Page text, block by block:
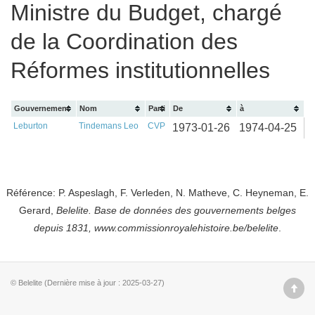
Ministre du Budget, chargé
de la Coordination des
Réformes institutionnelles
Gouvernement Nom Parti De à
Leburton Tindemans Leo CVP 1973-01-26 1974-04-25
Référence: P. Aspeslagh, F. Verleden, N. Matheve, C. Heyneman, E.
Gerard, Belelite. Base de données des gouvernements belges
depuis 1831, www.commissionroyalehistoire.be/belelite
© Belelite (Dernière mise à jour : 2025-03-27)